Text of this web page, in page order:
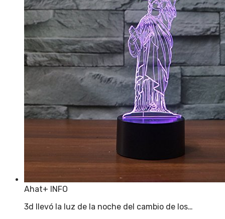
Ahat+ INFO
3d llevó la luz de la noche del cambio de los…